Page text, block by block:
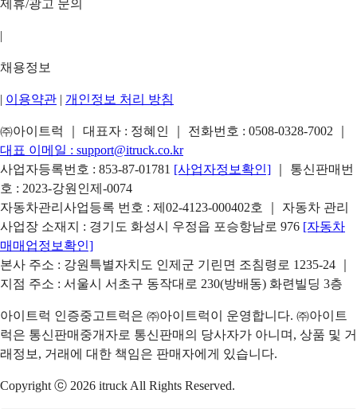
제휴/광고 문의
|
채용정보
| 이용약관 | 개인정보 처리 방침
㈜아이트럭 ｜ 대표자 : 정혜인 ｜ 전화번호 : 0508-0328-7002
대표 이메일 : support@itruck.co.kr
사업자등록번호 : 853-87-01781 [사업자정보확인]
｜ 통신판매번
호 : 2023-강원인제-0074
자동차관리사업등록 번호 : 제02-4123-000402호 ｜ 자동차 관리
사업장 소재지 : 경기도 화성시 우정읍 포승항남로 976 [자동차
매매업정보확인]
본사 주소 : 강원특별자치도 인제군 기린면 조침령로 1235-24 ｜
지점 주소 : 서울시 서초구 동작대로 230(방배동) 화련빌딩 3층
아이트럭 인증중고트럭은 ㈜아이트럭이 운영합니다. ㈜아이트
럭은 통신판매중개자로 통신판매의 당사자가 아니며, 상품 및 거
래정보, 거래에 대한 책임은 판매자에게 있습니다.
Copyright ⓒ 2026 itruck All Rights Reserved.